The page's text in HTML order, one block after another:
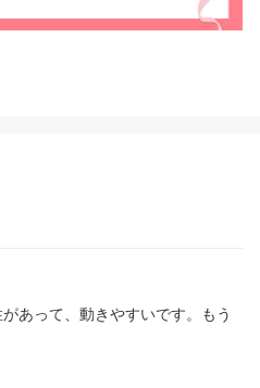
あって、動きやすいです。もう